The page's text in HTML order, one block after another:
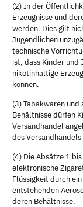
(2) In der
Erzeugnisse und
werden. Dies gilt
Jugendlichen
technische
ist, dass Kinder und
nikotinhaltige
können.
(3) Tabakwaren
Behältnisse dürfen
Versandhandel
des
(4) Die Absätze 1
elektronische
Flüssigkeit durch
entstehenden
deren Behältnisse.